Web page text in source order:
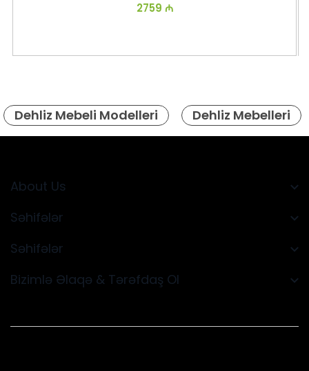
2759 ₼
Dehliz Mebeli Modelleri Dehliz Mebelleri
About Us
Səhifələr
Səhifələr
Bizimlə Əlaqə & Tərəfdaş Ol